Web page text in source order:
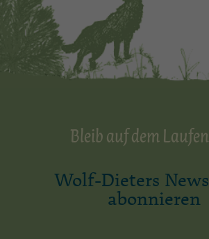
Bleib auf dem
Wolf-Dieters
abonnieren